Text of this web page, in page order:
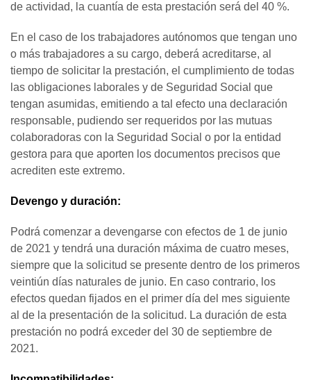
de actividad, la cuantía de esta prestación será del 40 %.
En el caso de los trabajadores autónomos que tengan uno
o más trabajadores a su cargo, deberá acreditarse, al
tiempo de solicitar la prestación, el cumplimiento de todas
las obligaciones laborales y de Seguridad Social que
tengan asumidas, emitiendo a tal efecto una declaración
responsable, pudiendo ser requeridos por las mutuas
colaboradoras con la Seguridad Social o por la entidad
gestora para que aporten los documentos precisos que
acrediten este extremo.
Devengo y duración:
Podrá comenzar a devengarse con efectos de 1 de junio
de 2021 y tendrá una duración máxima de cuatro meses,
siempre que la solicitud se presente dentro de los primeros
veintiún días naturales de junio. En caso contrario, los
efectos quedan fijados en el primer día del mes siguiente
al de la presentación de la solicitud. La duración de esta
prestación no podrá exceder del 30 de septiembre de
2021.